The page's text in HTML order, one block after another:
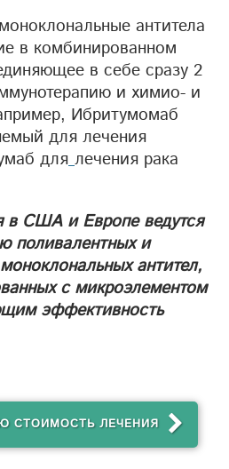
антитела
в комбинированном
в себе сразу 2
и химио- и
Ибритумомаб
для лечения
для лечения рака
в США и Европе ведутся
поливалентных и
антител,
с микроэлементом
эффективность
СТОИМОСТЬ ЛЕЧЕНИЯ